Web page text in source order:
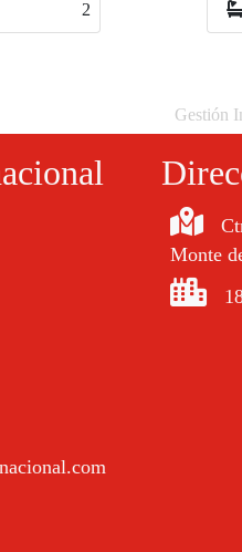
3
Gestión
Monte